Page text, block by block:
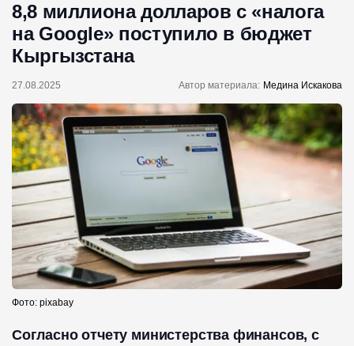
8,8 миллиона долларов с «налога
на Google» поступило в бюджет
Кыргызстана
27.08.2025 Автор материала: Медина Искакова
Фото: pixabay
Согласно отчету министерства финансов, с